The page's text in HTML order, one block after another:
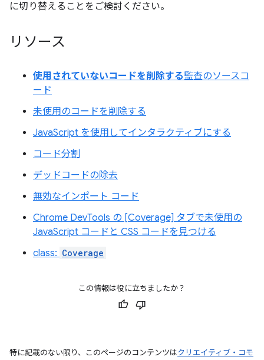
に切り替えることをご検討ください。
リソース
使用されていないコードを削除する監査のソースコ
ード
未使用のコードを削除する
JavaScript を使用してインタラクティブにする
コード分割
デッドコードの除去
無効なインポート コード
Chrome DevTools の [Coverage] タブで未使用の
JavaScript コードと CSS コードを見つける
class: Coverage
この情報は役に立ちましたか？
特に記載のない限り、このページのコンテンツはクリエイティブ・コモ